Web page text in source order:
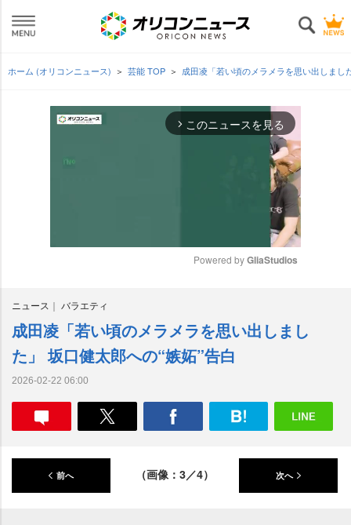
ホーム (オリコンニュース) 芸能 TOP 成田凌「若い頃のメラメラを思い出しまし
arrow_forward_ios このニュースを見る
e
Powered by GliaStudios
ニュース バラエティ
成田凌「若い頃のメラメラを思い出しまし
た」 坂口健太郎への“嫉妬”告白
2026-02-22 06:00
前へ （画像：3／4） 次へ